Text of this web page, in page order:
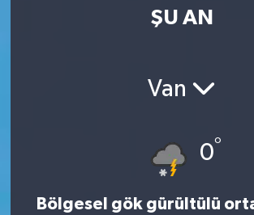
ŞU AN
Van
0°
Bölgesel gök gürültülü